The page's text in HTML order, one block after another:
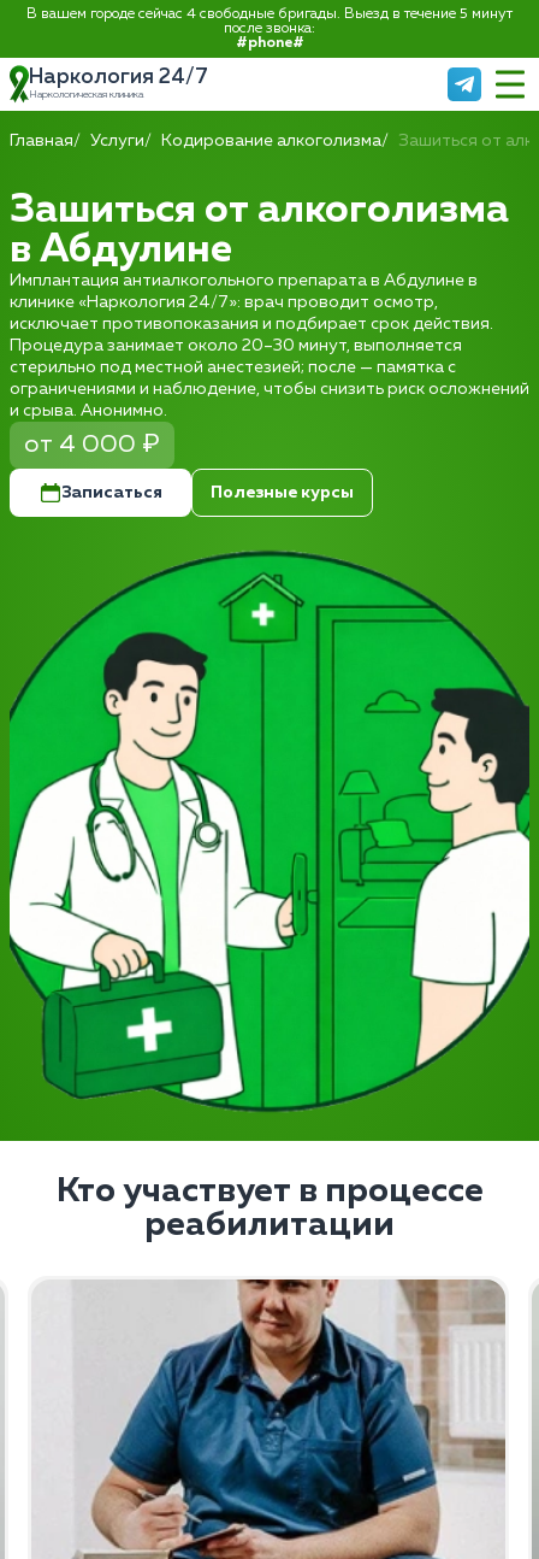
В вашем городе сейчас 4 свободные бригады. Выезд в течение 5 минут
после звонка:
#phone#
Наркология 24/7
Наркологическая клиника
Главная Услуги Кодирование алкоголизма Зашиться от
Зашиться от алкоголизма
в Абдулине
Имплантация антиалкогольного препарата в Абдулине в
клинике «Наркология 24/7»: врач проводит осмотр,
исключает противопоказания и подбирает срок действия.
Процедура занимает около 20–30 минут, выполняется
стерильно под местной анестезией; после — памятка с
ограничениями и наблюдение, чтобы снизить риск осложнений
и срыва. Анонимно.
от 4 000 ₽
Записаться Полезные курсы
Кто участвует в процессе
реабилитации